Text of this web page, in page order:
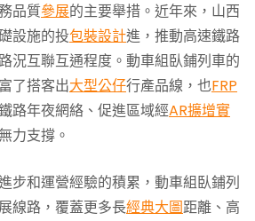
品質參展的主要舉措。近年來，山西
設施的投包裝設計進，推動高速鐵路
況互聯互通程度。動車組臥鋪列車的
了搭客出大型公仔行產品線，也FRP
路年夜網絡、促進區域經AR擴增實
力支撐。
步和運營經驗的積累，動車組臥鋪列
線路，覆蓋更多長經典大圖距離、高